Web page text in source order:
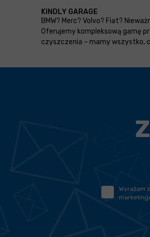
KINDLY GARAGE
BMW? Merc? Volvo? Fiat?
Oferujemy kompleksową gamę
czyszczenia – mamy wszystko,
Wyrażam